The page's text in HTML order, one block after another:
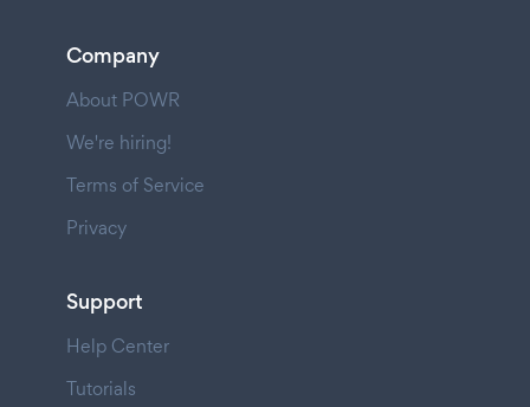
Company
About POWR
We're hiring!
Terms of Service
Privacy
Support
Help Center
Tutorials